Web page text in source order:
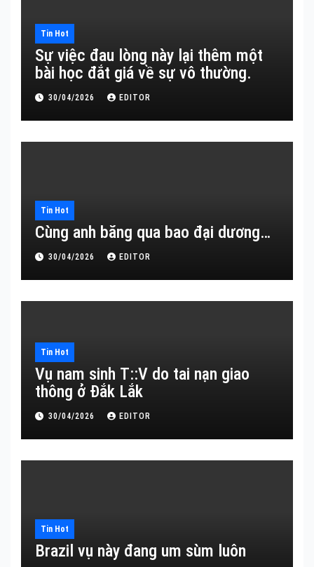
Tin Hot
Sự việc đau lòng này lại thêm một
bài học đắt giá về sự vô thường.
30/04/2026 EDITOR
Tin Hot
Cùng anh băng qua bao đại dương…
30/04/2026 EDITOR
Tin Hot
Vụ nam sinh T::V do tai nạn giao
thông ở Đắk Lắk
30/04/2026 EDITOR
Tin Hot
Brazil vụ này đang um sùm luôn